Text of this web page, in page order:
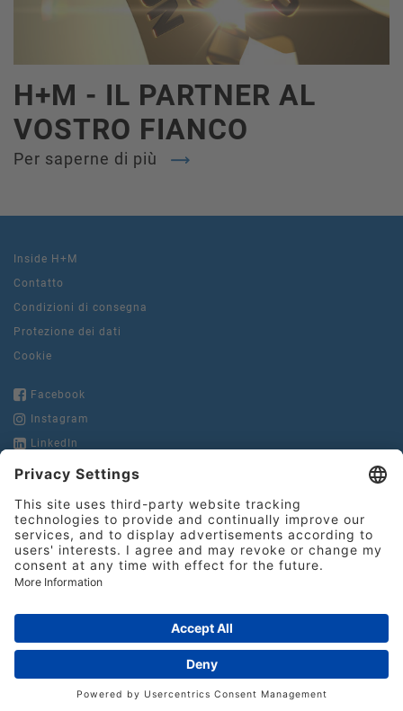
H+M - IL PARTNER AL
VOSTRO FIANCO
Per saperne di più
Inside H+M
Contatto
Condizioni di consegna
Protezione dei dati
Cookie
Facebook
Instagram
LinkedIn
YouTube
Hinderer + Mühlich
GmbH & Co. KG
Fax: